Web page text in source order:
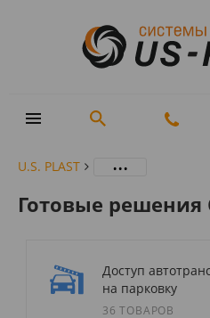
U.S. PLAST ...
Готовые решения
Доступ
на парковку
36 ТОВАРОВ